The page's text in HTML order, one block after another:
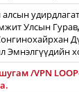
алсын
Улсын
Эмнэлгүүдийн
/VPN